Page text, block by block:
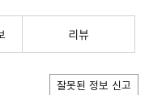
리뷰
잘못된 정보 신고